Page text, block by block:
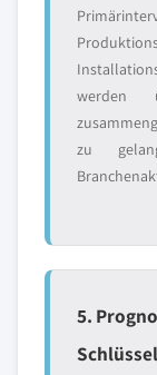
werden
zu
5.